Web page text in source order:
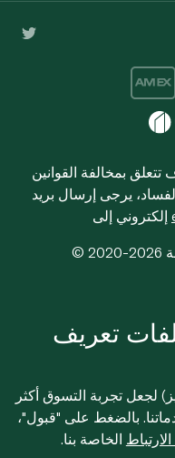
بمخالفة القوانين
الفساد، يرجى إرسال بريد
تعريف
لجعل تجربة التسوق أكثر
بالضغط على "قبول"،
الخاصة بنا.